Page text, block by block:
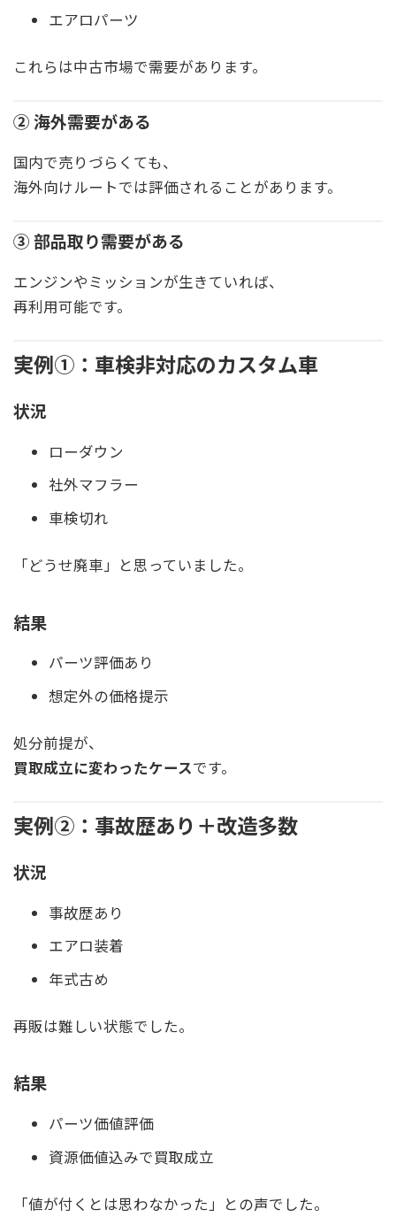
エアロパーツ
これらは中古市場で需要があります。
② 海外需要がある
国内で売りづらくても、
海外向けルートでは評価されることがあります。
③ 部品取り需要がある
エンジンやミッションが生きていれば、
再利用可能です。
実例①：車検非対応のカスタム車
状況
ローダウン
社外マフラー
車検切れ
「どうせ廃車」と思っていました。
結果
パーツ評価あり
想定外の価格提示
処分前提が、
買取成立に変わったケースです。
実例②：事故歴あり＋改造多数
状況
事故歴あり
エアロ装着
年式古め
再販は難しい状態でした。
結果
パーツ価値評価
資源価値込みで買取成立
「値が付くとは思わなかった」との声でした。